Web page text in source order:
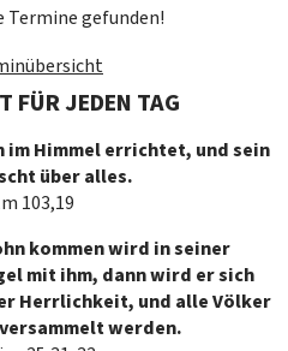
Termine gefunden!
FÜR JEDEN TAG
im Himmel errichtet, und sein
über alles.
103,19
kommen wird in seiner
mit ihm, dann wird er sich
Herrlichkeit, und alle Völker
werden.